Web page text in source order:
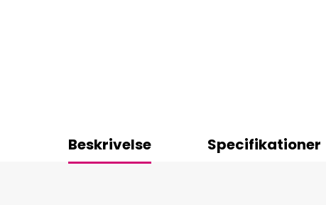
Beskrivelse Specifikationer